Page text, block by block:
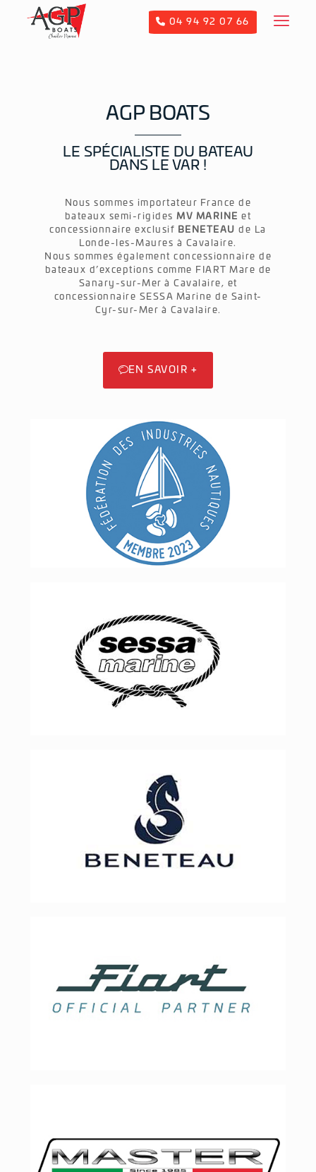
04 94 92 07 66
AGP BOATS
LE SPÉCIALISTE DU BATEAU
DANS LE VAR !
Nous sommes importateur France de
bateaux semi-rigidesMV MARINE et
concessionnaire exclusif BENETEAUde La
Londe-les-Maures à Cavalaire.
Nous sommes également concessionnaire de
bateaux d’exceptions comme FIART Mare de
Sanary-sur-Mer à Cavalaire, et
concessionnaire SESSA Marine de Saint-
Cyr-sur-Mer à Cavalaire.
EN SAVOIR +